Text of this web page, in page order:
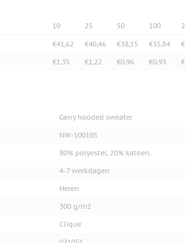
10 25 50 100
€41,62 €40,46 €38,15 €35,84
€1,35 €1,22 €0,96 €0,93
Gerry hooded sweater
NW-100105
80% polyester, 20% katoen.
4-7 werkdagen
Heren
300 g/m2
Clique